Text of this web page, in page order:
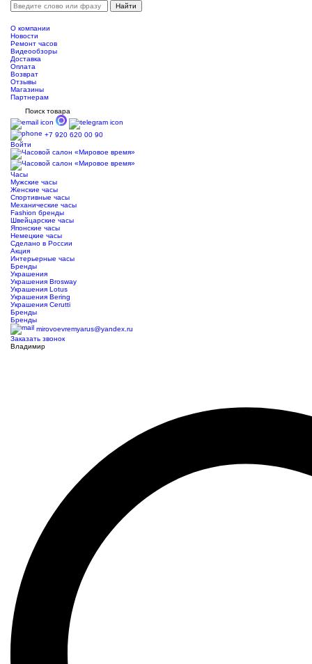
О компании
Новости
Ремонт часов
Видеообзоры
Доставка
Оплата
Возврат
Отзывы
Магазины
Партнерам
Поиск товара
+7 920 620 00 90
Войти
Часы
Мужские часы
Женские часы
Спортивные часы
Механические часы
Fashion бренды
Швейцарские часы
Японские часы
Немецкие часы
Сделано в России
Акция
Интерьерные часы
Бренды
Украшения
Украшения Brosway
Украшения Lotus
Украшения Bering
Украшения Cerutti
Бренды
Бренды
mirovoevremyarus@yandex.ru
Заказать звонок
Владимир